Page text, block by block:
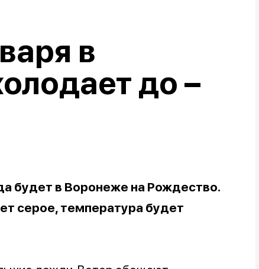
в
до –
будет в Воронеже на Рождество.
серое, температура будет